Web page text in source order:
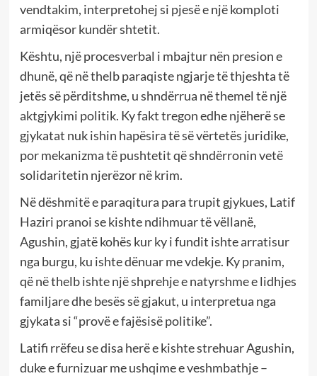
vendtakim, interpretohej si pjesë e një komploti
armiqësor kundër shtetit.
Kështu, një procesverbal i mbajtur nën presion e
dhunë, që në thelb paraqiste ngjarje të thjeshta të
jetës së përditshme, u shndërrua në themel të një
aktgjykimi politik. Ky fakt tregon edhe njëherë se
gjykatat nuk ishin hapësira të së vërtetës juridike,
por mekanizma të pushtetit që shndërronin vetë
solidaritetin njerëzor në krim.
Në dëshmitë e paraqitura para trupit gjykues, Latif
Haziri pranoi se kishte ndihmuar të vëllanë,
Agushin, gjatë kohës kur ky i fundit ishte arratisur
nga burgu, ku ishte dënuar me vdekje. Ky pranim,
që në thelb ishte një shprehje e natyrshme e lidhjes
familjare dhe besës së gjakut, u interpretua nga
gjykata si “provë e fajësisë politike”.
Latifi rrëfeu se disa herë e kishte strehuar Agushin,
duke e furnizuar me ushqime e veshmbathje –